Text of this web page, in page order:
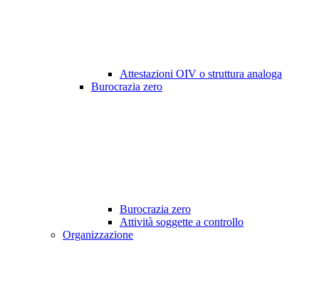
Attestazioni OIV o struttura analoga
Burocrazia zero
Burocrazia zero
Attività soggette a controllo
Organizzazione